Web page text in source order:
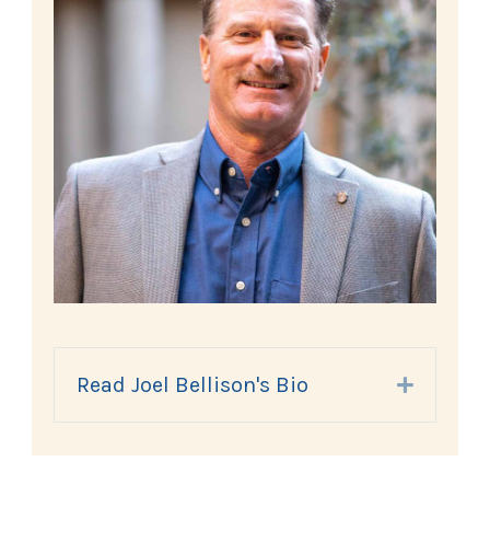
Read Joel Bellison's Bio Expand